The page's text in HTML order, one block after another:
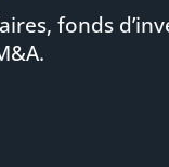
fonds